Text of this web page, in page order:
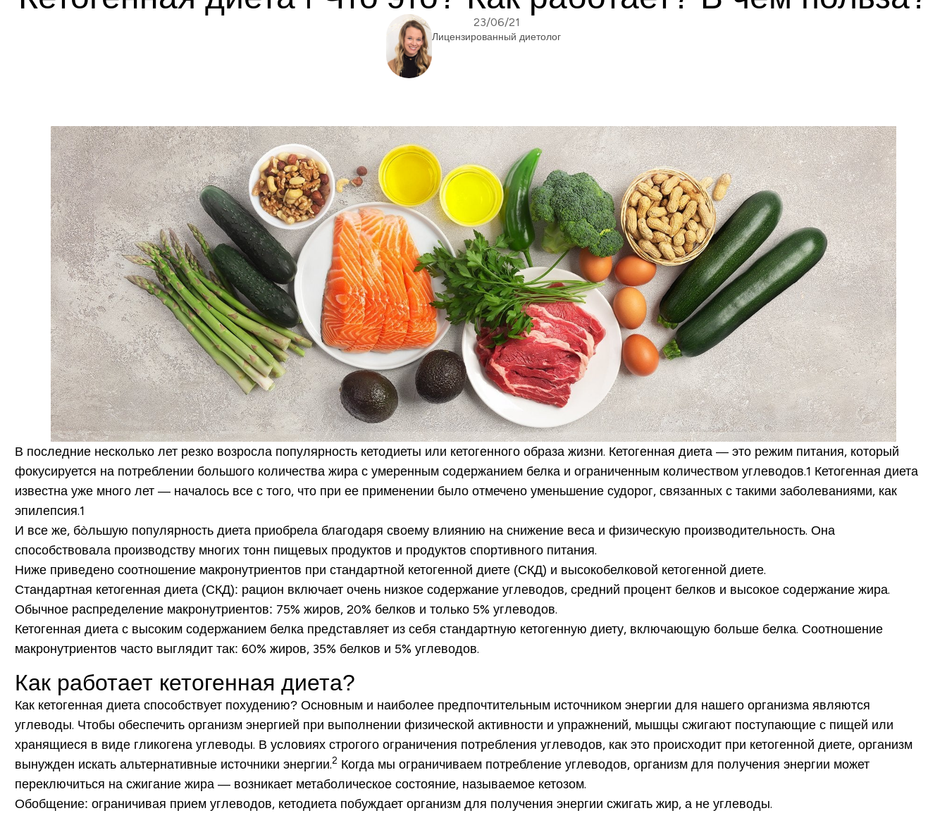
23/06/21
Лицензированный диетолог
В последние несколько лет резко возросла популярность кетодиеты или кетогенного образа жизни. Кетогенная диета — это режим питания, который
фокусируется на потреблении большого количества жира с умеренным содержанием белка и ограниченным количеством углеводов.1 Кетогенная диета
известна уже много лет — началось все с того, что при ее применении было отмечено уменьшение судорог, связанных с такими заболеваниями, как
эпилепсия.1
И все же, бòльшую популярность диета приобрела благодаря своему влиянию на снижение веса и физическую производительность. Она
способствовала производству многих тонн пищевых продуктов и продуктов спортивного питания.
Ниже приведено соотношение макронутриентов при стандартной кетогенной диете (СКД) и высокобелковой кетогенной диете.
Стандартная кетогенная диета (СКД): рацион включает очень низкое содержание углеводов, средний процент белков и высокое содержание жира.
Обычное распределение макронутриентов: 75% жиров, 20% белков и только 5% углеводов.
Кетогенная диета с высоким содержанием белка представляет из себя стандартную кетогенную диету, включающую больше белка. Соотношение
макронутриентов часто выглядит так: 60% жиров, 35% белков и 5% углеводов.
Как работает кетогенная диета?
Как кетогенная диета способствует похудению? Основным и наиболее предпочтительным источником энергии для нашего организма являются
углеводы. Чтобы обеспечить организм энергией при выполнении физической активности и упражнений, мышцы сжигают поступающие с пищей или
хранящиеся в виде гликогена углеводы. В условиях строгого ограничения потребления углеводов, как это происходит при кетогенной диете, организм
вынужден искать альтернативные источники энергии.2 Когда мы ограничиваем потребление углеводов, организм для получения энергии может
переключиться на сжигание жира — возникает метаболическое состояние, называемое кетозом.
Обобщение: ограничивая прием углеводов, кетодиета побуждает организм для получения энергии сжигать жир, а не углеводы.